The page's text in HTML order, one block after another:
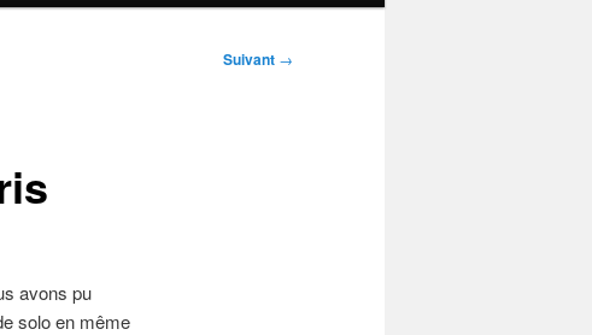
Suivant →
avons pu
solo en même